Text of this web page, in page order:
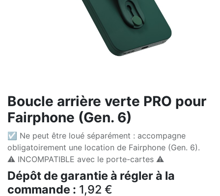
Boucle arrière verte PRO pour
Fairphone (Gen. 6)
☑ Ne peut être loué séparément : accompagne
obligatoirement une location de Fairphone (Gen. 6).
⚠️ INCOMPATIBLE avec le porte-cartes ⚠️
Dépôt de garantie à régler à la
commande : 1,92 €